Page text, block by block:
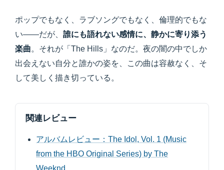
ポップでもなく、ラブソングでもなく、倫理的でもな
い——だが、 誰にも語れない感情に、静かに寄り添う
楽曲。それが「The Hills」なのだ。夜の闇の中でしか
出会えない自分と誰かの姿を、この曲は容赦なく、そ
して美しく描き切っている。
関連レビュー
アルバムレビュー：The Idol, Vol. 1 (Music
from the HBO Original Series) by The